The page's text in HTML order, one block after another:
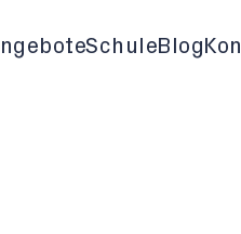
Schule Blog